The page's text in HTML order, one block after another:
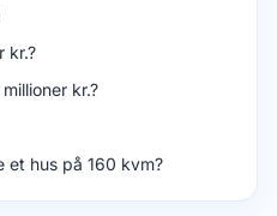
kr.?
kr.?
hus på 160 kvm?